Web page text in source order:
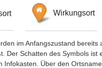
Wirkungsort
im Anfangszustand
Der Schatten des Symbols
Infokasten. Über den